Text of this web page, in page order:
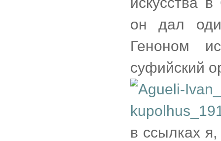
он дал
Геноном
суфийский
в ссылках